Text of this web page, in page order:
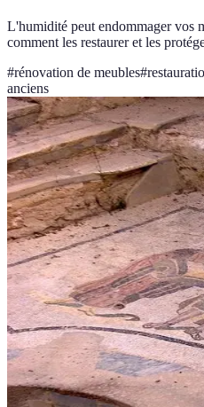
L'humidité peut endommager vos
comment les restaurer et les
#rénovation de meubles#
anciens